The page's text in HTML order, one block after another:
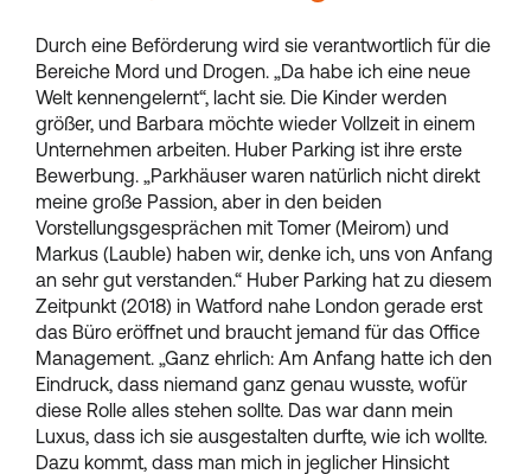
Durch eine Beförderung wird sie verantwortlich für die
Bereiche Mord und Drogen. „Da habe ich eine neue
Welt kennengelernt“, lacht sie. Die Kinder werden
größer, und Barbara möchte wieder Vollzeit in einem
Unternehmen arbeiten. Huber Parking ist ihre erste
Bewerbung. „Parkhäuser waren natürlich nicht direkt
meine große Passion, aber in den beiden
Vorstellungsgesprächen mit Tomer (Meirom) und
Markus (Lauble) haben wir, denke ich, uns von Anfang
an sehr gut verstanden.“ Huber Parking hat zu diesem
Zeitpunkt (2018) in Watford nahe London gerade erst
das Büro eröffnet und braucht jemand für das Office
Management. „Ganz ehrlich: Am Anfang hatte ich den
Eindruck, dass niemand ganz genau wusste, wofür
diese Rolle alles stehen sollte. Das war dann mein
Luxus, dass ich sie ausgestalten durfte, wie ich wollte.
Dazu kommt, dass man mich in jeglicher Hinsicht